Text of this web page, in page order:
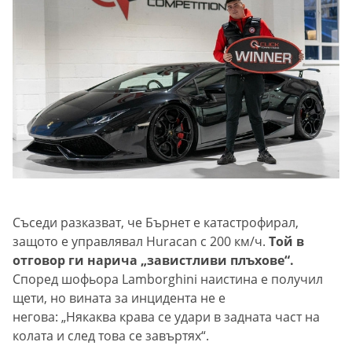
Съседи разказват, че Бърнет е катастрофирал,
защото е управлявал Huracan с 200 км/ч. Той в
отговор ги нарича „завистливи плъхове“.
Според шофьора Lamborghini наистина е получил
щети, но вината за инцидента не е
негова: „Някаква крава се удари в задната част на
колата и след това се завъртях“.